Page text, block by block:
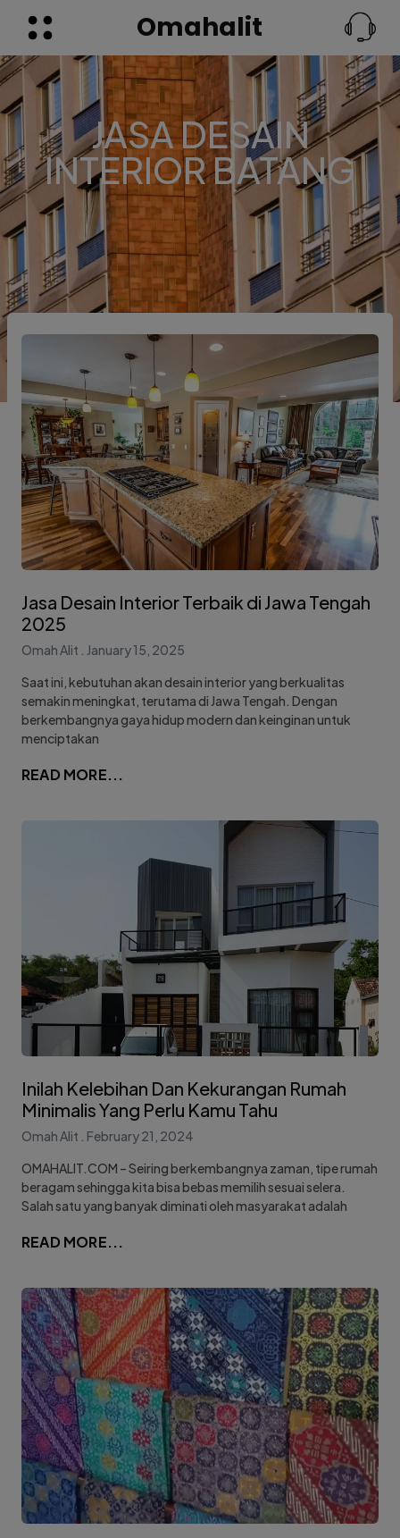
Omahalit
JASA DESAIN
INTERIOR BATANG
Jasa Desain Interior Terbaik di Jawa Tengah
2025
Omah Alit
January 15, 2025
Saat ini, kebutuhan akan desain interior yang berkualitas
semakin meningkat, terutama di Jawa Tengah. Dengan
berkembangnya gaya hidup modern dan keinginan untuk
menciptakan
READ MORE...
Inilah Kelebihan Dan Kekurangan Rumah
Minimalis Yang Perlu Kamu Tahu
Omah Alit
February 21, 2024
OMAHALIT.COM – Seiring berkembangnya zaman, tipe rumah
beragam sehingga kita bisa bebas memilih sesuai selera.
Salah satu yang banyak diminati oleh masyarakat adalah
READ MORE...